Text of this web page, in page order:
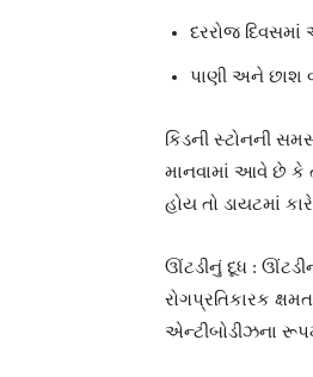
દરરોજ
પાણી અને છાશ
કિડની સ્ટોનની
માનવામાં આવે છે કે
હોય તો ડાયટમાં
ઊંટડીનું દૂધ :
રોગપ્રતિકારક
એન્ટીબોડીઝના